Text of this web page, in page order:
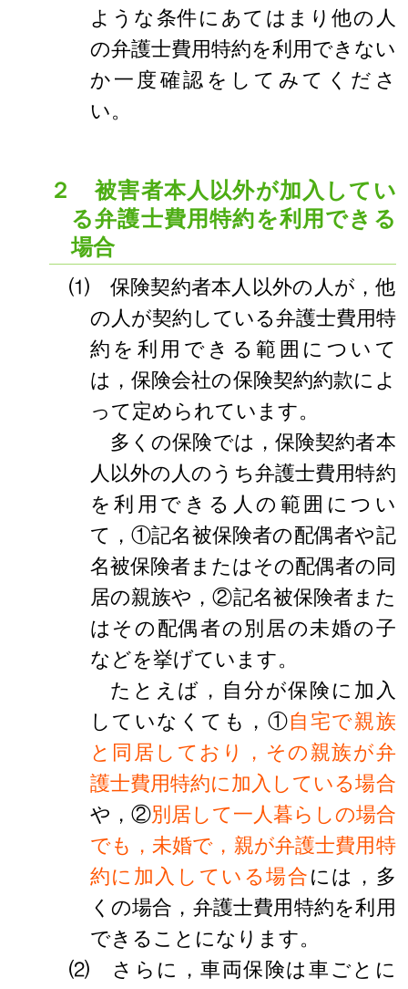
ような条件にあてはまり他の人
の弁護士費用特約を利用できない
か一度確認をしてみてくださ
い。
２ 被害者本人以外が加入してい
る弁護士費用特約を利用できる
場合
⑴ 保険契約者本人以外の人が，他
の人が契約している弁護士費用特
約を利用できる範囲について
は，保険会社の保険契約約款によ
って定められています。
多くの保険では，保険契約者本
人以外の人のうち弁護士費用特約
を利用できる人の範囲につい
て，①記名被保険者の配偶者や記
名被保険者またはその配偶者の同
居の親族や，②記名被保険者また
はその配偶者の別居の未婚の子
などを挙げています。
たとえば，自分が保険に加入
していなくても，①自宅で親族
と同居しており，その親族が弁
護士費用特約に加入している場合
や，②別居して一人暮らしの場合
でも，未婚で，親が弁護士費用特
約に加入している場合には，多
くの場合，弁護士費用特約を利用
できることになります。
⑵ さらに，車両保険は車ごとに